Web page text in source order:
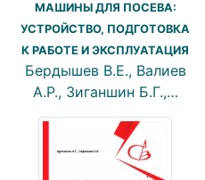
МАШИНЫ ДЛЯ ПОСЕВА:
УСТРОЙСТВО, ПОДГОТОВКА
К РАБОТЕ И ЭКСПЛУАТАЦИЯ
Бердышев В.Е., Валиев
А.Р., Зиганшин Б.Г.,…